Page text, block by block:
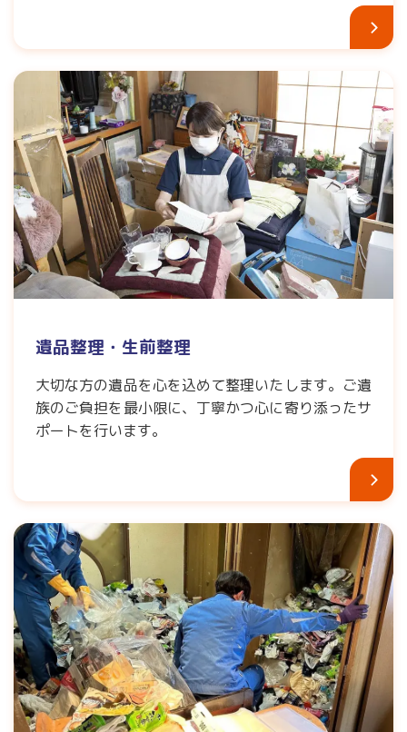
遺品整理・生前整理
大切な方の遺品を心を込めて整理いたします。ご遺
族のご負担を最小限に、丁寧かつ心に寄り添ったサ
ポートを行います。